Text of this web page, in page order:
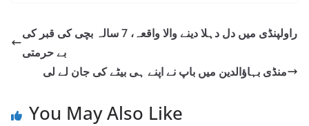
راولپنڈی میں دل دہلا دینے والا واقعہ، 7 سالہ بچی کی قبر کی
بے حرمتی
منڈی بہاؤالدین میں باپ نے اپنے ہی بیٹے کی جان لے لی
You May Also Like